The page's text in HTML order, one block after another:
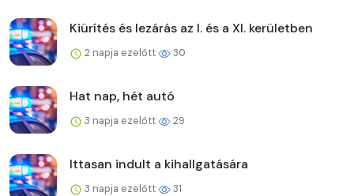
Kiürítés és lezárás az I. és a XI. kerületben
2 napja ezelőtt 30
Hat nap, hét autó
3 napja ezelőtt 29
Ittasan indult a kihallgatására
3 napja ezelőtt 31